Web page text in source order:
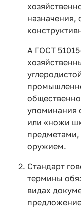
назначения,
А ГОСТ
упоминания
или «ножи
предметами,
оружием.
Стандарт
термины
видах